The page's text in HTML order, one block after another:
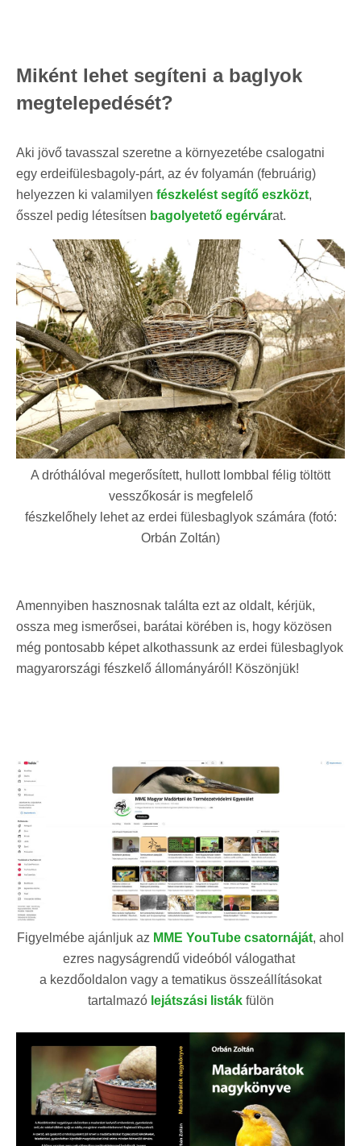
Miként lehet segíteni a baglyok
megtelepedését?
Aki jövő tavasszal szeretne a környezetébe csalogatni
egy erdeifülesbagoly-párt, az év folyamán (februárig)
helyezzen ki valamilyen fészkelést segítő eszközt,
ősszel pedig létesítsen bagolyetető egérvárat.
A dróthálóval megerősített, hullott lombbal félig töltött
vesszőkosár is megfelelő
fészkelőhely lehet az erdei fülesbaglyok számára (fotó:
Orbán Zoltán)
Amennyiben hasznosnak találta ezt az oldalt, kérjük,
ossza meg ismerősei, barátai körében is, hogy közösen
még pontosabb képet alkothassunk az erdei fülesbaglyok
magyarországi fészkelő állományáról! Köszönjük!
Figyelmébe ajánljuk az MME YouTube csatornáját, ahol
ezres nagyságrendű videóból válogathat
a kezdőoldalon vagy a tematikus összeállításokat
tartalmazó lejátszási listákfülön